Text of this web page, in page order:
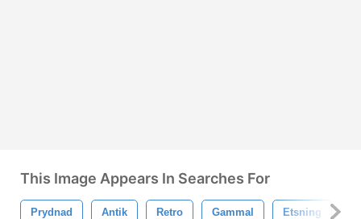
This Image Appears In Searches For
Prydnad Antik Retro Gammal Etsning